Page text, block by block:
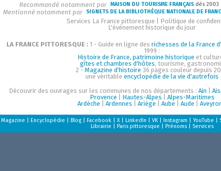
Recommandé notamment par MAISON DU TOURISME FRANÇAIS dès
Mentionné notamment par SIGNETS DE LA BIBLIOTHÈQUE NATIONALE DE
Services La France pittoresque
Politique de
L'événement historique du jour
LA FRANCE PITTORESQUE : 1 - Guide en ligne des richesses de la France
1999 :
Histoire de France, patrimoine historique et
gîtes et chambres d'hôtes, tourisme,
2 - Magazine d'histoire 36 pages couleur depuis
une véritable encyclopédie de la vie d'autrefois
Découvrir des ouvrages sur les communes de nos départements : Ain
Provence
Hautes-Alpes
Alpes-Maritimes
Ardèche
Ardennes Ariège Aube Aude
Magazine Encyclopédie Blog| Facebook| X| LinkedIn VK| Instagram YouTube
Librairie
Paris pittoresque Prénoms| Services